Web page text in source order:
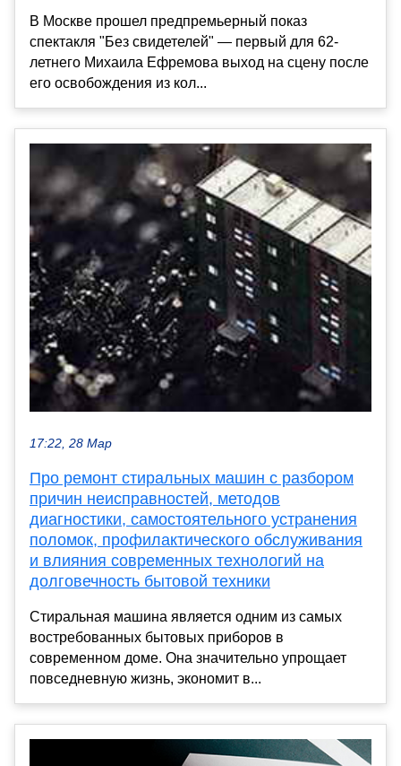
В Москве прошел предпремьерный показ
спектакля "Без свидетелей" — первый для 62-
летнего Михаила Ефремова выход на сцену после
его освобождения из кол...
17:22, 28 Мар
Про ремонт стиральных машин с разбором
причин неисправностей, методов
диагностики, самостоятельного устранения
поломок, профилактического обслуживания
и влияния современных технологий на
долговечность бытовой техники
Стиральная машина является одним из самых
востребованных бытовых приборов в
современном доме. Она значительно упрощает
повседневную жизнь, экономит в...